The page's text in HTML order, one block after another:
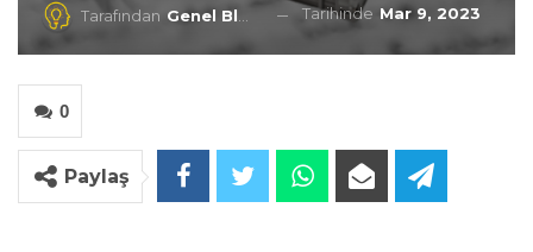
Tarafından Genel Blog Tarihinde Mar 9, 2023
0
Paylaş